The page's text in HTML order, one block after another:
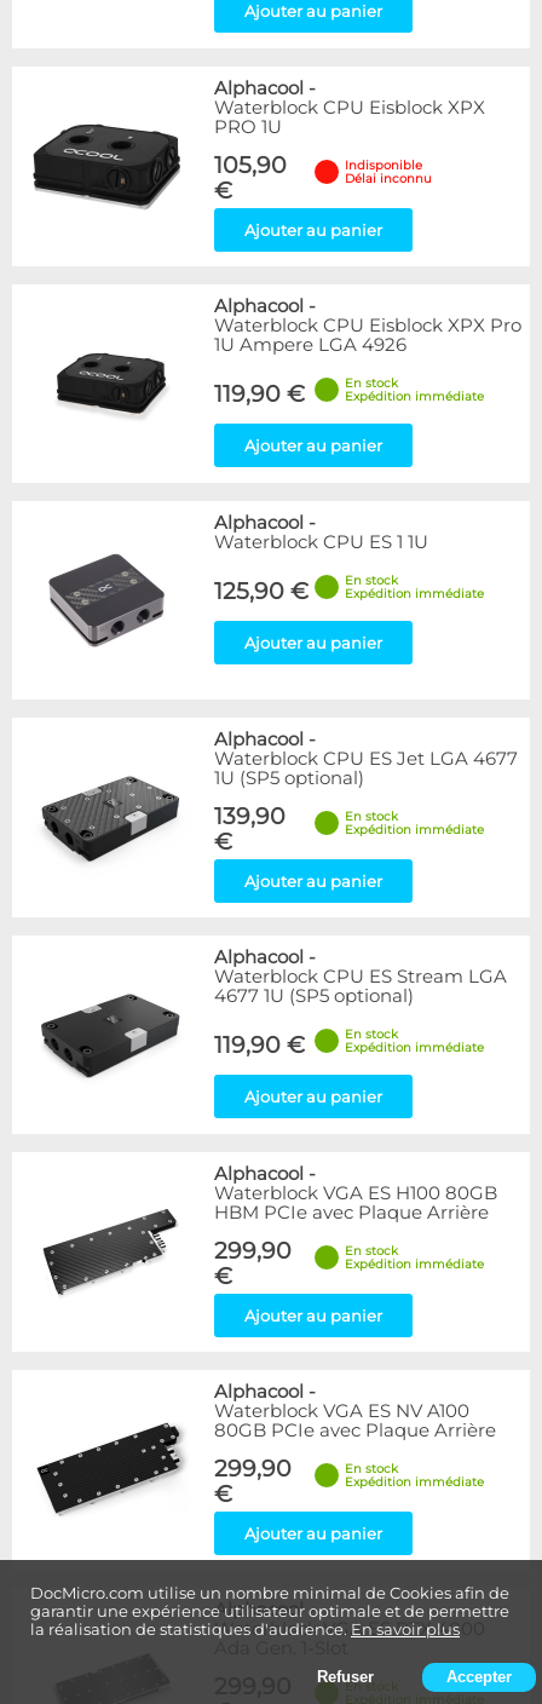
DocMicro.com utilise un nombre minimal de Cookies afin de
garantir une expérience utilisateur optimale et de permettre
la réalisation de statistiques d'audience. En savoir plus
Refuser Accepter
Ajouter au panier
Alphacool -
Waterblock CPU Eisblock XPX
PRO 1U
105,90
€
Indisponible
Délai inconnu
Ajouter au panier
Alphacool -
Waterblock CPU Eisblock XPX Pro
1U Ampere LGA 4926
119,90 €
En stock
Expédition immédiate
Ajouter au panier
Alphacool -
Waterblock CPU ES 1 1U
125,90 €
En stock
Expédition immédiate
Ajouter au panier
Alphacool -
Waterblock CPU ES Jet LGA 4677
1U (SP5 optional)
139,90
€
En stock
Expédition immédiate
Ajouter au panier
Alphacool -
Waterblock CPU ES Stream LGA
4677 1U (SP5 optional)
119,90 €
En stock
Expédition immédiate
Ajouter au panier
Alphacool -
Waterblock VGA ES H100 80GB
HBM PCIe avec Plaque Arrière
299,90
€
En stock
Expédition immédiate
Ajouter au panier
Alphacool -
Waterblock VGA ES NV A100
80GB PCIe avec Plaque Arrière
299,90
€
En stock
Expédition immédiate
Ajouter au panier
Alphacool-
Waterblock VGA ES RTX 4000
En stock
Expédition immédiate